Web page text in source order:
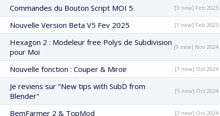
Commandes du Bouton Script MOI 5 [3 new] Feb 2025
Nouvelle Version Beta V5 Fev 2025 [1 new] Feb 2025
Hexagon 2 : Modeleur free Polys de Subdivision
pour Moi
[9 new] Nov 2024
Nouvelle fonction : Couper & Miroir [1 new] Oct 2024
Je reviens sur "New tips with SubD from
Blender"
[5 new] Oct 2024
BemFarmer 2 & TopMod [3 new] Oct 2024